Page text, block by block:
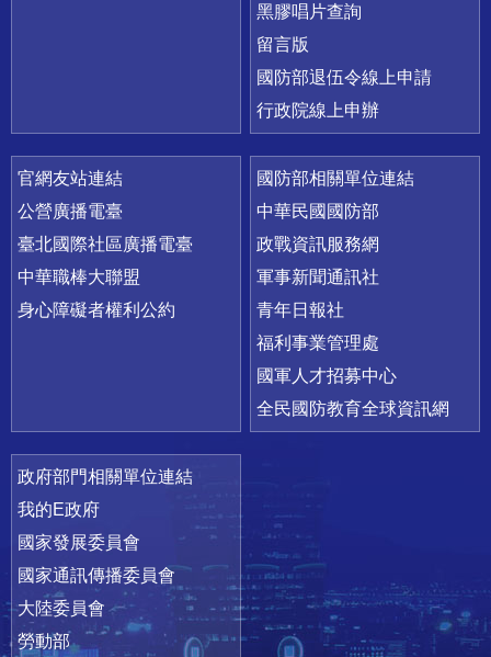
黑膠唱片查詢
留言版
國防部退伍令線上申請
行政院線上申辦
官網友站連結
公營廣播電臺
臺北國際社區廣播電臺
中華職棒大聯盟
身心障礙者權利公約
國防部相關單位連結
中華民國國防部
政戰資訊服務網
軍事新聞通訊社
青年日報社
福利事業管理處
國軍人才招募中心
全民國防教育全球資訊網
政府部門相關單位連結
我的E政府
國家發展委員會
國家通訊傳播委員會
大陸委員會
勞動部